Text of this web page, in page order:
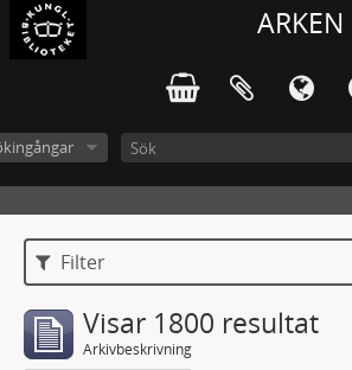
ARKEN
Filter
Visar 1800 resultat
Arkivbeskrivning